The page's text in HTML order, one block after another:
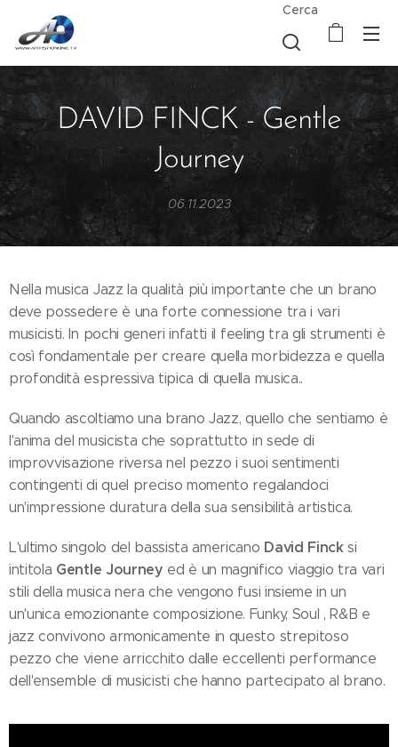
Cerca
DAVID FINCK - Gentle
Journey
06.11.2023
Nella musica Jazz la qualità più importante che un brano
deve possedere è una forte connessione tra i vari
musicisti. In pochi generi infatti il feeling tra gli strumenti è
così fondamentale per creare quella morbidezza e quella
profondità espressiva tipica di quella musica..
Quando ascoltiamo una brano Jazz, quello che sentiamo è
l'anima del musicista che soprattutto in sede di
improvvisazione riversa nel pezzo i suoi sentimenti
contingenti di quel preciso momento regalandoci
un'impressione duratura della sua sensibilità artistica.
L'ultimo singolo del bassista americano David Fincksi
intitola Gentle Journey ed è un magnifico viaggio tra vari
stili della musica nera che vengono fusi insieme in un
un'unica emozionante composizione. Funky, Soul , R&B e
jazz convivono armonicamente in questo strepitoso
pezzo che viene arricchito dalle eccellenti performance
dell'ensemble di musicisti che hanno partecipato al brano.